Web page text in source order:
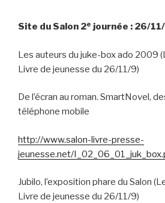
Site du Salon 2e journée : 26/
Les auteurs du juke-box ado 2009
Livre de jeunesse du 26/11/9)
De l’écran au roman. SmartNovel,
téléphone mobile
http://www.salon-livre-presse-
jeunesse.net/
Jubilo, l’exposition phare du Salon
Livre de jeunesse du 26/11/9)